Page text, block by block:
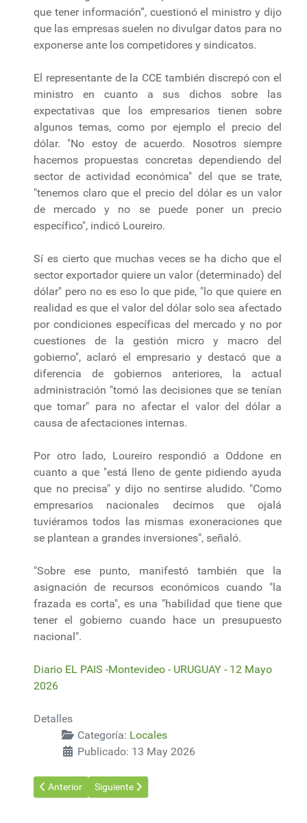
que tener información”, cuestionó el ministro y dijo
que las empresas suelen no divulgar datos para no
exponerse ante los competidores y sindicatos.
El representante de la CCE también discrepó con el
ministro en cuanto a sus dichos sobre las
expectativas que los empresarios tienen sobre
algunos temas, como por ejemplo el precio del
dólar. "No estoy de acuerdo. Nosotros siempre
hacemos propuestas concretas dependiendo del
sector de actividad económica" del que se trate,
"tenemos claro que el precio del dólar es un valor
de mercado y no se puede poner un precio
específico", indicó Loureiro.
Sí es cierto que muchas veces se ha dicho que el
sector exportador quiere un valor (determinado) del
dólar" pero no es eso lo que pide, "lo que quiere en
realidad es que el valor del dólar solo sea afectado
por condiciones específicas del mercado y no por
cuestiones de la gestión micro y macro del
gobierno", aclaró el empresario y destacó que a
diferencia de gobiernos anteriores, la actual
administración "tomó las decisiones que se tenían
que tomar" para no afectar el valor del dólar a
causa de afectaciones internas.
Por otro lado, Loureiro respondió a Oddone en
cuanto a que "está lleno de gente pidiendo ayuda
que no precisa" y dijo no sentirse aludido. "Como
empresarios nacionales decimos que ojalá
tuviéramos todos las mismas exoneraciones que
se plantean a grandes inversiones", señaló.
"Sobre ese punto, manifestó también que la
asignación de recursos económicos cuando "la
frazada es corta", es una "habilidad que tiene que
tener el gobierno cuando hace un presupuesto
nacional".
Diario EL PAIS -Montevideo - URUGUAY - 12 Mayo
2026
Detalles
Categoría: Locales
Publicado: 13 May 2026
Artículo anterior: Cancilleres de Uruguay y Argentina se
Anterior Artículo siguiente: MTOP: obras y transporte
Siguiente